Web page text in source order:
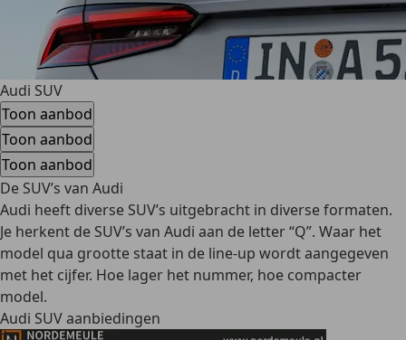
Audi SUV
Toon aanbod
Toon aanbod
Toon aanbod
De SUV’s van Audi
Audi heeft diverse SUV’s uitgebracht in diverse formaten.
Je herkent de SUV’s van Audi aan de letter “Q”. Waar het
model qua grootte staat in de line-up wordt aangegeven
met het cijfer. Hoe lager het nummer, hoe compacter
model.
Audi SUV aanbiedingen